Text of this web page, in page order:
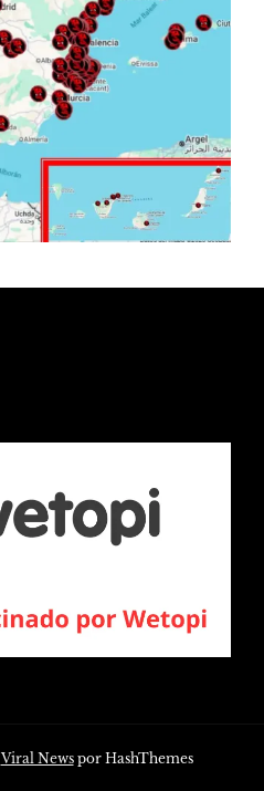
Viral Newspor HashThemes